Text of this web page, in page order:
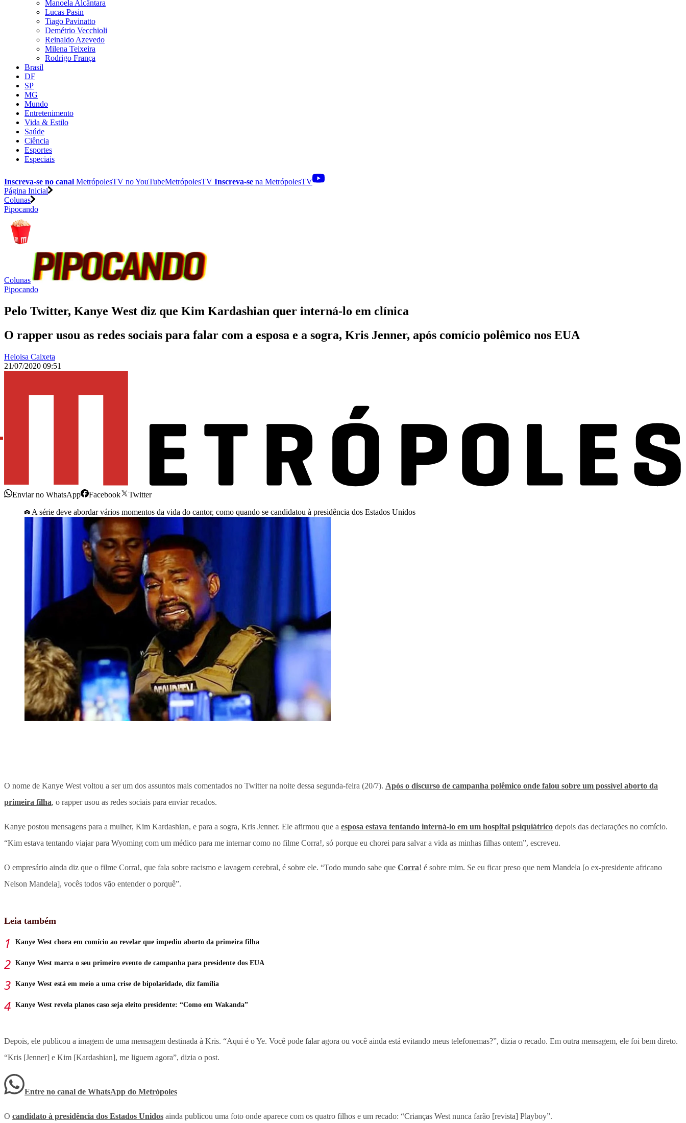
Manoela Alcântara
Lucas Pasin
Tiago Pavinatto
Demétrio Vecchioli
Reinaldo Azevedo
Milena Teixeira
Rodrigo França
Brasil
DF
SP
MG
Mundo
Entretenimento
Vida & Estilo
Saúde
Ciência
Esportes
Especiais
Inscreva-se no canal MetrópolesTV noYouTubeMetrópolesTV Inscreva-se na MetrópolesTV
Página Inicial
Colunas
Pipocando
Colunas
Pipocando
Pelo Twitter, Kanye West diz que Kim Kardashian quer interná-lo em clínica
O rapper usou as redes sociais para falar com a esposa e a sogra, Kris Jenner, após comício polêmico nos EUA
Heloisa Caixeta
21/07/2020 09:51
Enviar no WhatsApp Facebook
Twitter
A série deve abordar vários momentos da vida do cantor, como quando se candidatou à presidência dos Estados Unidos
O nome de Kanye West voltou a ser um dos assuntos mais comentados no Twitter na noite dessa segunda-feira (20/7). Após o discurso de campanha polêmico onde falou sobre um possível aborto da
primeira filha, o rapper usou as redes sociais para enviar recados.
Kanye postou mensagens para a mulher, Kim Kardashian, e para a sogra, Kris Jenner. Ele afirmou que a esposa estava tentando interná-lo em um hospital psiquiátrico depois das declarações no comício.
“Kim estava tentando viajar para Wyoming com um médico para me internar como no filme Corra!, só porque eu chorei para salvar a vida as minhas filhas ontem”, escreveu.
O empresário ainda diz que o filme Corra!, que fala sobre racismo e lavagem cerebral, é sobre ele. “Todo mundo sabe que Corra! é sobre mim. Se eu ficar preso que nem Mandela [o ex-presidente africano
Nelson Mandela], vocês todos vão entender o porquê”.
Leia também
Kanye West chora em comício ao revelar que impediu aborto da primeira filha
Kanye West marca o seu primeiro evento de campanha para presidente dos EUA
Kanye West está em meio a uma crise de bipolaridade, diz família
Kanye West revela planos caso seja eleito presidente: “Como em Wakanda”
Depois, ele publicou a imagem de uma mensagem destinada à Kris. “Aqui é o Ye. Você pode falar agora ou você ainda está evitando meus telefonemas?”, dizia o recado. Em outra mensagem, ele foi bem direto.
“Kris [Jenner] e Kim [Kardashian], me liguem agora”, dizia o post.
Entre no canal de WhatsApp do Metrópoles
O candidato à presidência dos Estados Unidos ainda publicou uma foto onde aparece com os quatro filhos e um recado: “Crianças West nunca farão [revista] Playboy”.